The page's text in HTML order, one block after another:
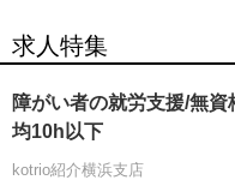
求人特集
障がい者の就労支援/無
均10h以下
kotrio紹介横浜支店